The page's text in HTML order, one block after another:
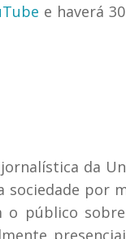
e haverá
da
sociedade por
o público